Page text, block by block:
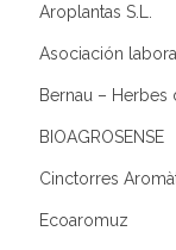
Aroplantas S.L.
Asociación
Bernau – Herbes
BIOAGROSENSE
Cinctorres
Ecoaromuz